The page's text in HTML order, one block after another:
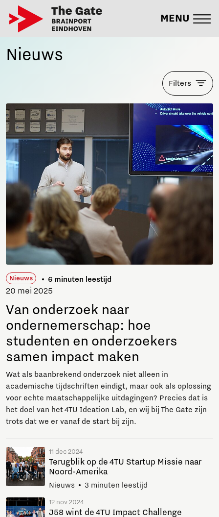
MENU
Nieuws
Filters
Nieuws 6 minuten leestijd
20 mei 2025
Van onderzoek naar
ondernemerschap: hoe
studenten en onderzoekers
samen impact maken
Wat als baanbrekend onderzoek niet alleen in
academische tijdschriften eindigt, maar ook als oplossing
voor echte maatschappelijke uitdagingen? Precies dat is
het doel van het 4TU Ideation Lab, en wij bij The Gate zijn
trots dat we er vanaf de start bij zijn.
11 dec 2024
Terugblik op de 4TU Startup Missie naar
Noord-Amerika
Nieuws 3 minuten leestijd
12 nov 2024
J58 wint de 4TU Impact Challenge